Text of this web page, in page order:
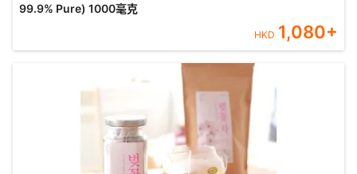
99.9% Pure) 1000毫克
HKD 1,080+